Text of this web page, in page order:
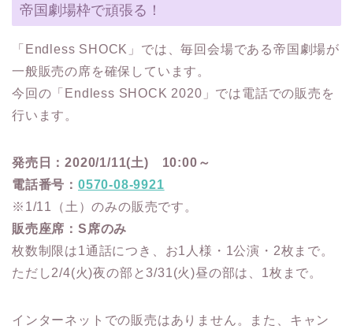
帝国劇場枠で頑張る！
「Endless SHOCK」では、毎回会場である帝国劇場が
一般販売の席を確保しています。
今回の「Endless SHOCK 2020」では電話での販売を
行います。
発売日：2020/1/11(土) 10:00～
電話番号： 0570-08-9921
※1/11（土）のみの販売です。
販売座席：S席のみ
枚数制限は1通話につき、お1人様・1公演・2枚まで。
ただし2/4(火)夜の部と3/31(火)昼の部は、1枚まで。
インターネットでの販売はありません。また、キャン